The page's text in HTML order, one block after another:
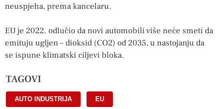
neuspjeha, prema kancelaru.
EU je 2022. odlučio da novi automobili više neće smeti da
emituju ugljen – dioksid (CO2) od 2035, u nastojanju da
se ispune klimatski ciljevi bloka.
TAGOVI
AUTO INDUSTRIJA EU